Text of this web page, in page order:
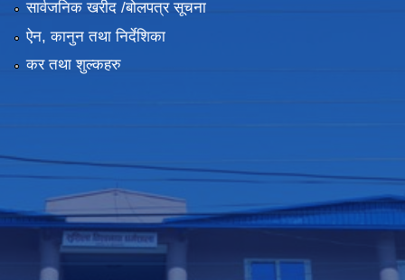
सार्वजनिक खरीद /बोलपत्र सूचना
ऐन, कानुन तथा निर्देशिका
कर तथा शुल्कहरु